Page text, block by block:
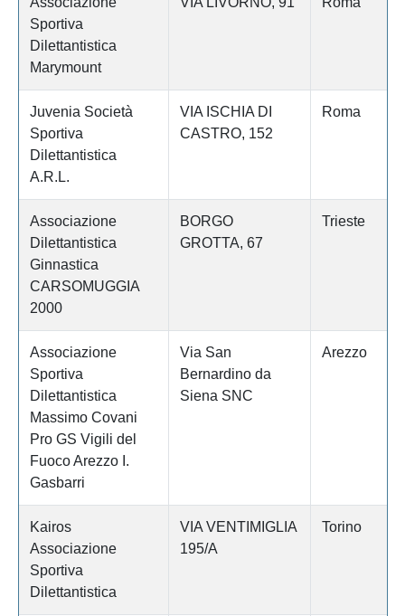
Sportiva
Dilettantistica
Marymount
Juvenia Società
Sportiva
Dilettantistica
A.R.L.
VIA ISCHIA DI
CASTRO, 152
Roma
Associazione
Dilettantistica
Ginnastica
CARSOMUGGIA
2000
BORGO
GROTTA, 67
Trieste
Associazione
Sportiva
Dilettantistica
Massimo Covani
Pro GS Vigili del
Fuoco Arezzo I.
Gasbarri
Via San
Bernardino da
Siena SNC
Arezzo
Kairos
Associazione
Sportiva
Dilettantistica
VIA VENTIMIGLIA
195/A
Torino